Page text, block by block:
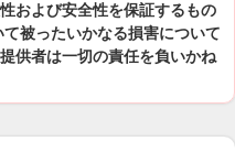
および安全性を保証するもの
被ったいかなる損害について
供者は一切の責任を負いかね